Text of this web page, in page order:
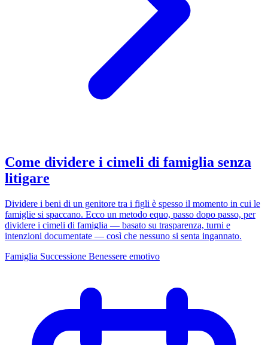
Come dividere i cimeli di famiglia senza
litigare
Dividere i beni di un genitore tra i figli è spesso il momento in cui le
famiglie si spaccano. Ecco un metodo equo, passo dopo passo, per
dividere i cimeli di famiglia — basato su trasparenza, turni e
intenzioni documentate — così che nessuno si senta ingannato.
Famiglia Successione Benessere emotivo